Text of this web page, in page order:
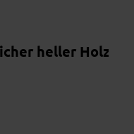
heller